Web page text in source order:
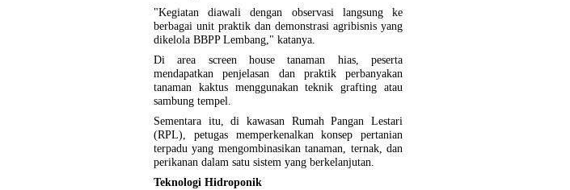
"Kegiatan diawali dengan observasi langsung ke
berbagai unit praktik dan demonstrasi agribisnis yang
dikelola BBPP Lembang," katanya.
Di area screen house tanaman hias, peserta
mendapatkan penjelasan dan praktik perbanyakan
tanaman kaktus menggunakan teknik grafting atau
sambung tempel.
Sementara itu, di kawasan Rumah Pangan Lestari
(RPL), petugas memperkenalkan konsep pertanian
terpadu yang mengombinasikan tanaman, ternak, dan
perikanan dalam satu sistem yang berkelanjutan.
Teknologi Hidroponik